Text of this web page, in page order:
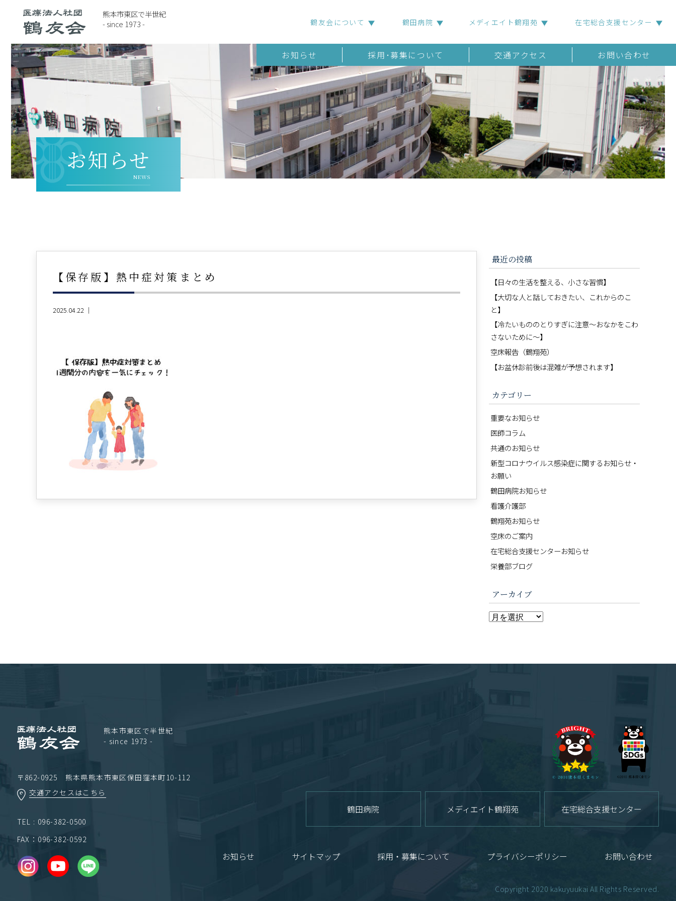
熊本市東区で半世紀
- since 1973 -
鶴友会について 鶴田病院 メディエイト鶴翔苑 在宅総合支援センター
お知らせ 採用･募集について 交通アクセス お問い合わせ
お知らせ
NEWS
【保存版】熱中症対策まとめ
2025.04.22 ｜
最近の投稿
【日々の生活を整える、小さな習慣】
【大切な人と話しておきたい、これからのこ
と】
【冷たいもののとりすぎに注意〜おなかをこわ
さないために〜】
空床報告（鶴翔苑）
【お盆休診前後は混雑が予想されます】
カテゴリー
重要なお知らせ
医師コラム
共通のお知らせ
新型コロナウイルス感染症に関するお知らせ・
お願い
鶴田病院お知らせ
看護介護部
鶴翔苑お知らせ
空床のご案内
在宅総合支援センターお知らせ
栄養部ブログ
アーカイブ
熊本市東区で半世紀
- since 1973 -
〒862-0925 熊本県熊本市東区保田窪本町10-112
交通アクセスはこちら
TEL : 096-382-0500
FAX：096-382-0592
鶴田病院 メディエイト鶴翔苑 在宅総合支援センター
お知らせ サイトマップ 採用・募集について プライバシーポリシー お問い合わせ
Copyright 2020 kakuyuukai All Rights Reserved.